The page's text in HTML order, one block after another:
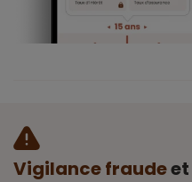
Vigilance fraude